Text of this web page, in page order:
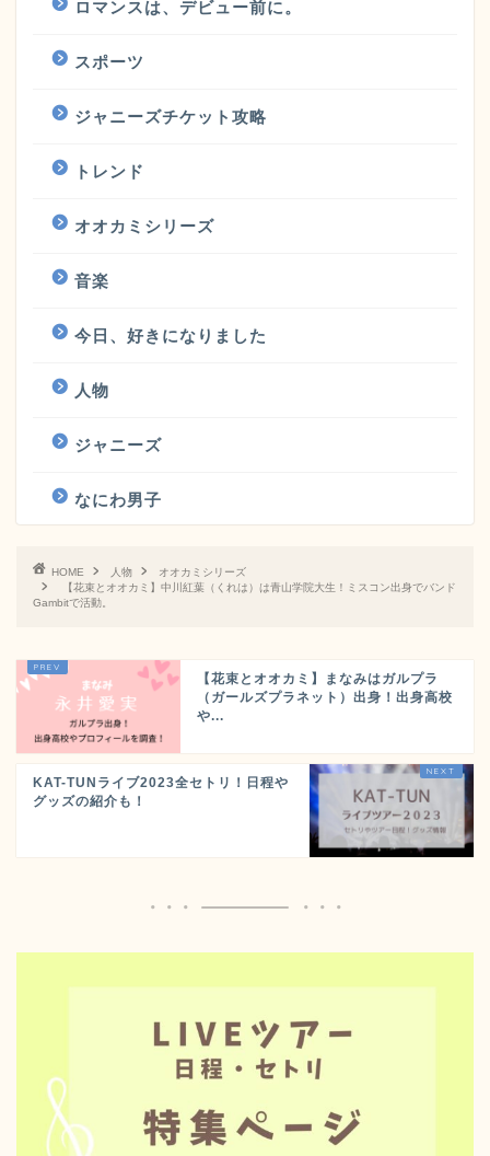
ロマンスは、デビュー前に。
スポーツ
ジャニーズチケット攻略
トレンド
オオカミシリーズ
音楽
今日、好きになりました
人物
ジャニーズ
なにわ男子
HOME 人物
オオカミシリーズ
【花束とオオカミ】中川紅葉（くれは）は青山学院大生！ミスコン出身でバンド
Gambitで活動。
【花束とオオカミ】まなみはガルプラ
（ガールズプラネット）出身！出身高校
や...
KAT-TUNライブ2023全セトリ！日程や
グッズの紹介も！